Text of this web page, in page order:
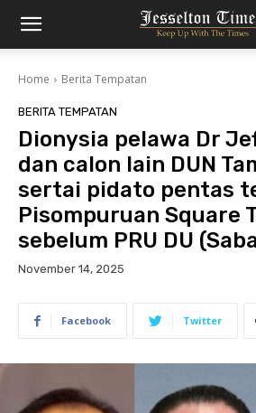
Home Berita Tempatan
BERITA TEMPATAN
Dionysia pelawa Dr
dan calon lain DUN
sertai pidato pentas
Pisompuruan Square
sebelum PRU DU
November 14, 2025
Facebook Twitter